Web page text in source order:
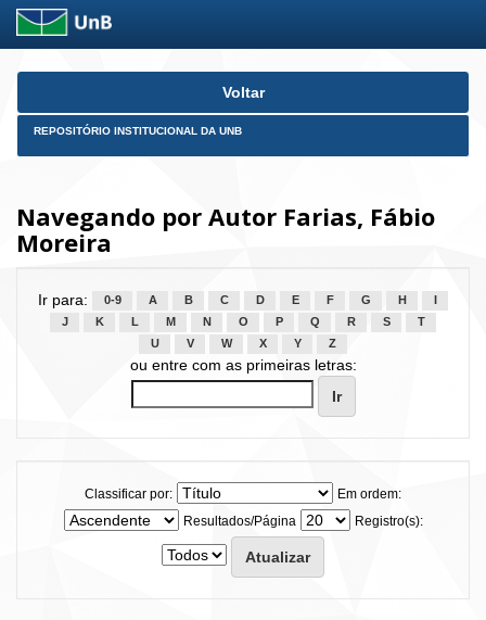
Skip
Voltar
REPOSITÓRIO INSTITUCIONAL DA UNB
Navegando por Autor Farias, Fábio
Moreira
Ir para: 0-9 A B C D E F G H
J
K L M N O P Q R S
T
U
V W X Y Z
ou entre com as primeiras letras:
Classificar por:
Em ordem:
Resultados/Página
Registro(s):